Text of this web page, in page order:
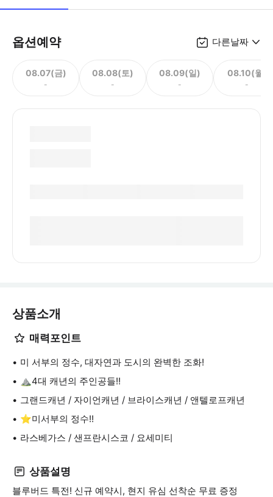
옵션예약 다른날짜
08.07(금)
-
08.08(토)
-
08.09(일)
-
08.10(월)
-
상품소개
매력포인트
미 서부의 정수, 대자연과 도시의 완벽한 조화!
⛰️4대 캐년의 주인공들!!
그랜드캐년 / 자이언캐년 / 브라이스캐년 / 앤텔로프캐년
⭐미서부의 정수!!
라스베가스 / 샌프란시스코 / 요세미티
상품설명
블루버드 특전! 신규 예약시, 현지 유심 선착순 무료 증정